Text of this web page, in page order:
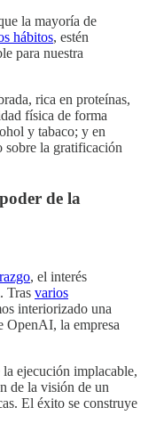
la mayoría de
hábitos, estén
para nuestra
rica en proteínas,
física de forma
y tabaco; y en
sobre la gratificación
de la
, el interés
Tras varios
interiorizado una
OpenAI, la empresa
ejecución implacable,
de la visión de un
El éxito se construye